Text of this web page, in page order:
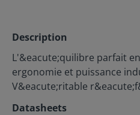
Description
L'&eacute;quilibre parfait
ergonomie et puissance
V&eacute;ritable
Datasheets